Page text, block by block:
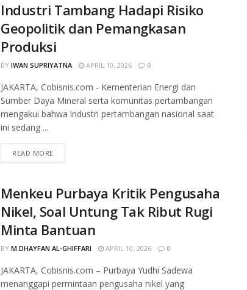
Industri Tambang Hadapi Risiko
Geopolitik dan Pemangkasan
Produksi
BY IWAN SUPRIYATNA APRIL 10, 2026 0
JAKARTA, Cobisnis.com - Kementerian Energi dan
Sumber Daya Mineral serta komunitas pertambangan
mengakui bahwa industri pertambangan nasional saat
ini sedang ...
READ MORE
Menkeu Purbaya Kritik Pengusaha
Nikel, Soal Untung Tak Ribut Rugi
Minta Bantuan
BY M.DHAYFAN AL-GHIFFARI APRIL 10, 2026 0
JAKARTA, Cobisnis.com – Purbaya Yudhi Sadewa
menanggapi permintaan pengusaha nikel yang